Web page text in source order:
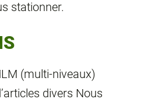
stationner.
(multi‑niveaux)
divers Nous